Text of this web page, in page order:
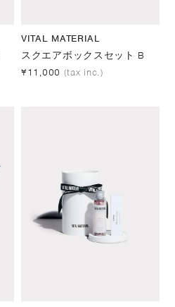
VITAL MATERIAL
スクエアボックスセット B
¥11,000 (tax inc.)